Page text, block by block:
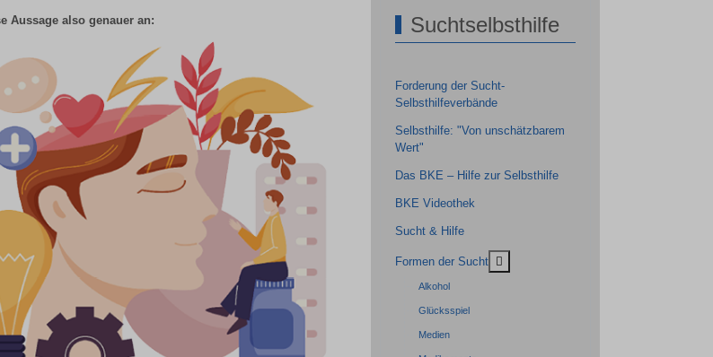
Aussage also genauer an: Suchtselbsthilfe
Forderung der Sucht-
Selbsthilfeverbände
Selbsthilfe: "Von unschätzbarem
Wert"
Das BKE – Hilfe zur Selbsthilfe
BKE Videothek
Sucht & Hilfe
Formen der Sucht
Alkohol
Glücksspiel
Medien